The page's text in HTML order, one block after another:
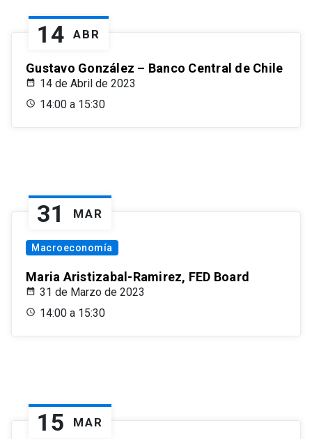
14 ABR
Gustavo González – Banco Central de Chile
14 de Abril de 2023
14:00 a 15:30
31 MAR
Macroeconomía
Maria Aristizabal-Ramirez, FED Board
31 de Marzo de 2023
14:00 a 15:30
15 MAR